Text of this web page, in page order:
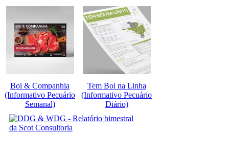
Boi & Companhia
(Informativo Pecuário
Semanal)
Tem Boi na Linha
(Informativo Pecuário
Diário)